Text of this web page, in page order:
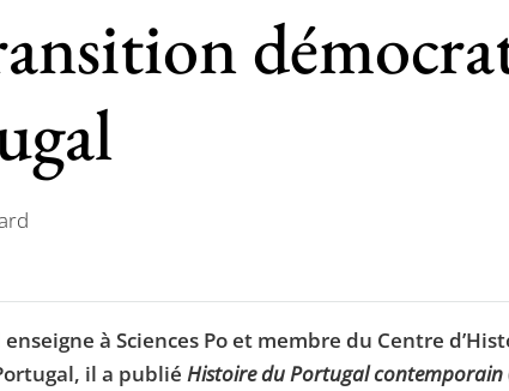
à Sciences Po et membre du Centre
il a publié Histoire du Portugal contemporain